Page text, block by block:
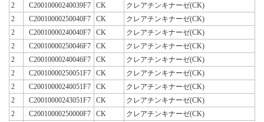
2
C20010000240039F7 CK
クレアチンキナーゼ(CK)
2
C20010000250040F7 CK
クレアチンキナーゼ(CK)
2
C20010000240040F7 CK
クレアチンキナーゼ(CK)
2
C20010000250046F7 CK
クレアチンキナーゼ(CK)
2
C20010000240046F7 CK
クレアチンキナーゼ(CK)
2
C20010000250051F7 CK
クレアチンキナーゼ(CK)
2
C20010000240051F7 CK
クレアチンキナーゼ(CK)
2
C20010000243051F7 CK
クレアチンキナーゼ(CK)
2
C20010000250000F7 CK
クレアチンキナーゼ(CK)